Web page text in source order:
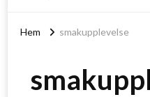
Hem smakupplevelse